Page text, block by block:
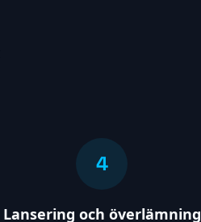
4
Lansering och överlämning